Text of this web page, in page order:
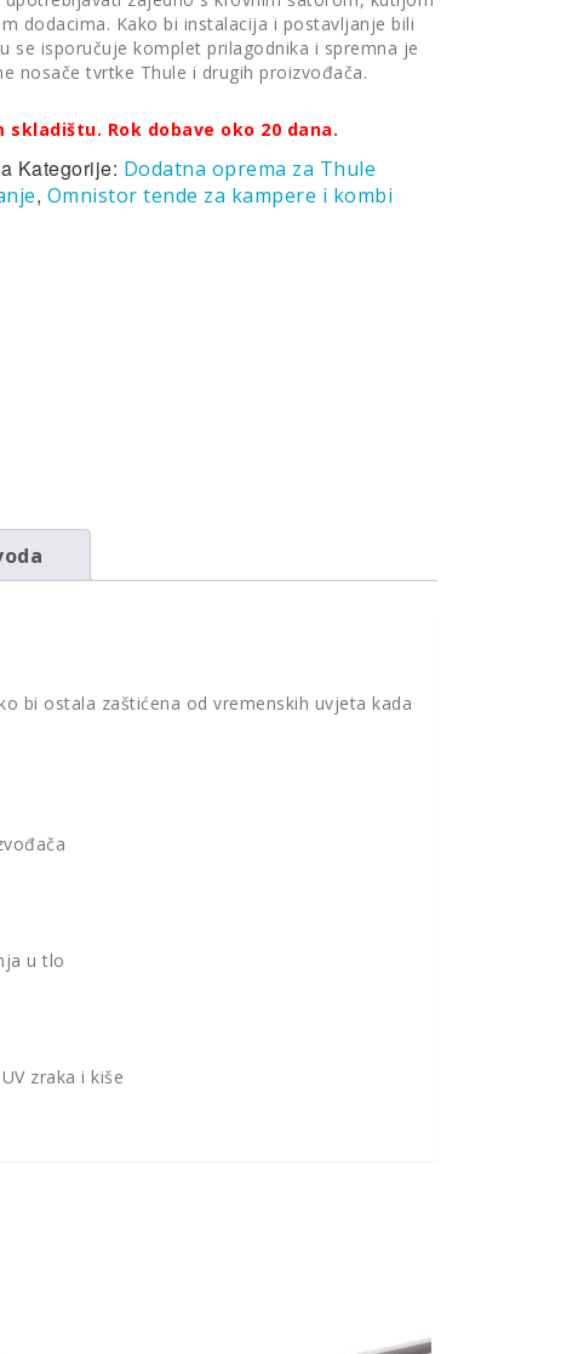
dodacima. Kako bi instalacija i postavljanje bili
se isporučuje komplet prilagodnika i spremna je
nosače tvrtke Thule i drugih proizvođača.
Rok dobave oko 20 dana.
Kategorije: Dodatna oprema za Thule
, Omnistor tende za kampere i kombi
bi ostala zaštićena od vremenskih uvjeta kada
u tlo
zraka i kiše